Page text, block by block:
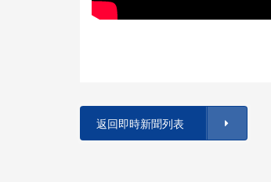
返回即時新聞列表